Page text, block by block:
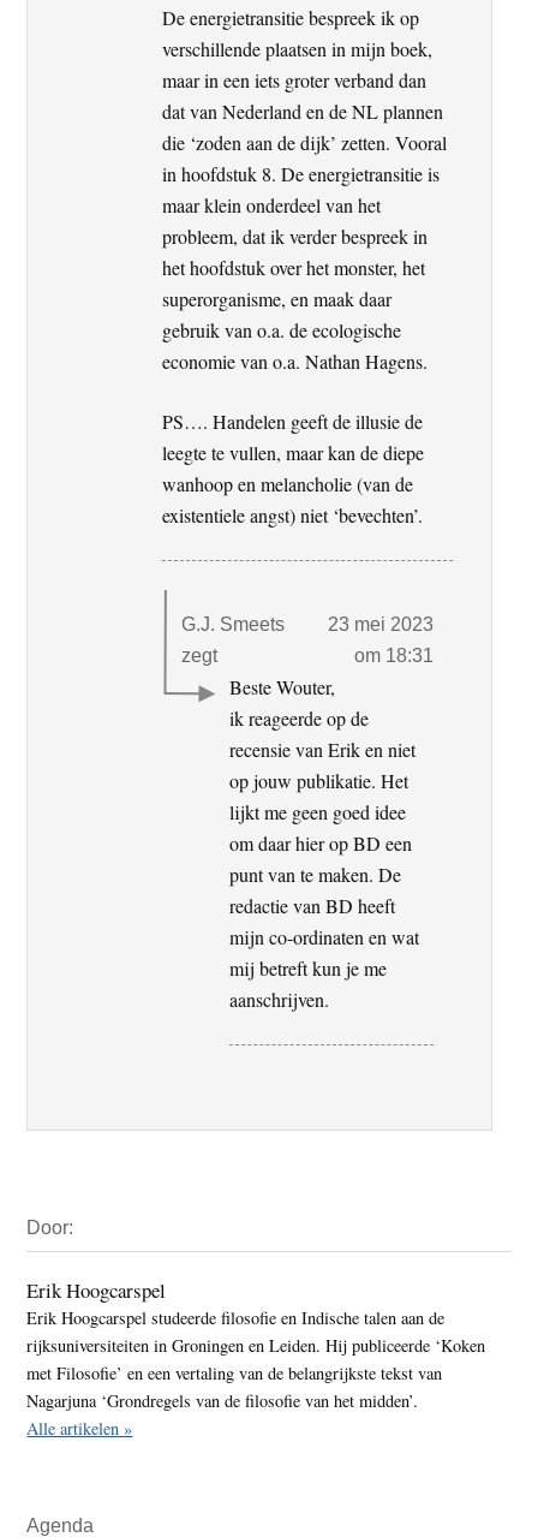
De energietransitie bespreek ik op
verschillende plaatsen in mijn boek,
maar in een iets groter verband dan
dat van Nederland en de NL plannen
die ‘zoden aan de dijk’ zetten. Vooral
in hoofdstuk 8. De energietransitie is
maar klein onderdeel van het
probleem, dat ik verder bespreek in
het hoofdstuk over het monster, het
superorganisme, en maak daar
gebruik van o.a. de ecologische
economie van o.a. Nathan Hagens.
PS…. Handelen geeft de illusie de
leegte te vullen, maar kan de diepe
wanhoop en melancholie (van de
existentiele angst) niet ‘bevechten’.
G.J. Smeets
zegt
23 mei 2023
om 18:31
Beste Wouter,
ik reageerde op de
recensie van Erik en niet
op jouw publikatie. Het
lijkt me geen goed idee
om daar hier op BD een
punt van te maken. De
redactie van BD heeft
mijn co-ordinaten en wat
mij betreft kun je me
aanschrijven.
Sidebar
Door:
Erik Hoogcarspel
Erik Hoogcarspel studeerde filosofie en Indische talen aan de
rijksuniversiteiten in Groningen en Leiden. Hij publiceerde ‘Koken
met Filosofie’ en een vertaling van de belangrijkste tekst van
Nagarjuna ‘Grondregels van de filosofie van het midden’.
Alle artikelen »
Agenda